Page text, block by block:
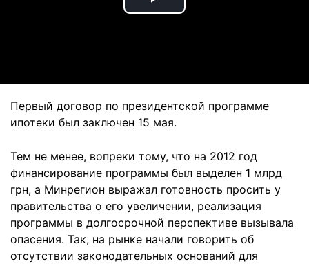
Play
Первый договор по президентской программе
ипотеки был заключен 15 мая.
Тем не менее, вопреки тому, что на 2012 год
финансирование программы был выделен 1 млрд
грн, а Минрегион выражал готовность просить у
правительства о его увеличении, реализация
программы в долгосрочной перспективе вызывала
опасения. Так, на рынке начали говорить об
отсутствии законодательных оснований для